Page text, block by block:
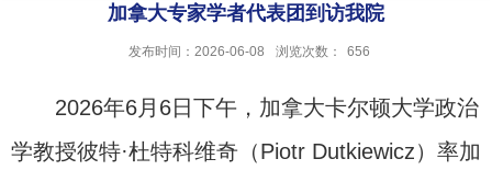
加拿大专家学者代表团到访我院
发布时间：2026-06-08 浏览次数： 656
2026年6月6日下午，加拿大卡尔顿大学政治
学教授彼特·杜特科维奇（Piotr Dutkiewicz）率加